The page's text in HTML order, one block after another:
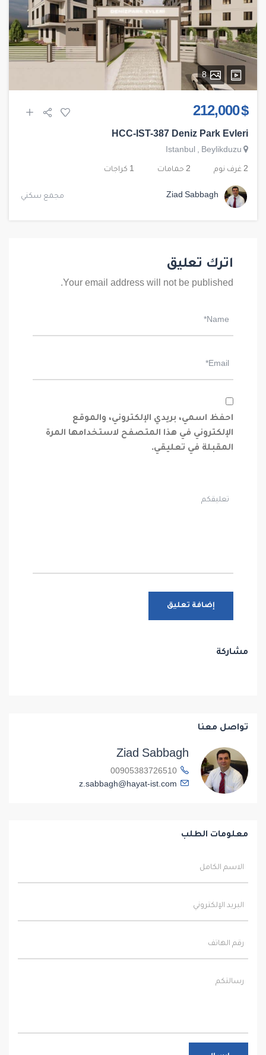
8
$ 212,000
HCC-IST-387 Deniz Park Evleri
Istanbul , Beylikduzu
2 غرف نوم 2 حمامات 1 كراجات
Ziad Sabbagh مجمع سكني
اترك تعليق
Your email address will not be published.
احفظ اسمي، بريدي الإلكتروني، والموقع
الإلكتروني في هذا المتصفح لاستخدامها المرة
المقبلة في تعليقي.
مشاركة
تواصل معنا
Ziad Sabbagh
z.sabbagh@hayat-ist.com
معلومات الطلب